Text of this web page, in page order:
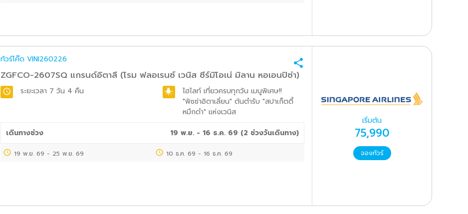
ทัวร์โค๊ดVINI260226
ZGFCO-2607SQ แกรนด์อิตาลี (โรม ฟลอเรนซ์ เวนิส ซีร์มิโอเน่ มิลาน หอเอนปิซ่า)
ระยะเวลา 7 วัน 4 คืน ไฮไลท์ เที่ยวครบทุกวัน เมนูพิเศษ!!
"พิซซ่าอิตาเลี่ยน" ต้นตำรับ "สปาเก็ตตี้
หมึกดำ" แห่งเวนิส
เดินทางช่วง
19 พ.ย. - 16 ธ.ค. 69 (2 ช่วงวันเดินทาง)
19 พ.ย. 69 - 25 พ.ย. 69 10 ธ.ค. 69 - 16 ธ.ค. 69
เริ่มต้น
75,990
จองทัวร์